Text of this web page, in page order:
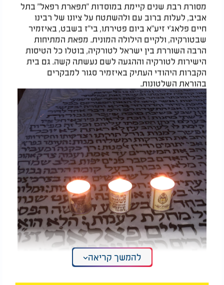
מסורת רבת שנים קיימת במוסדות "תפארת רפאל" בתל
אביב, לעלות ברוב עם ולהשתטח על ציונו של רבינו
חיים פלאג'י זיע"א ביום פטירתו, בי"ז בשבט, באיזמיר
שבטורקיה, ולקיים הילולה המונית. מפאת המתיחות
הרבה השוררת בין ישראל לטורקיה, בוטלו כל הטיסות
הישירות לטורקיה וההגעה לשם נעשתה קשה. גם בית
הקברות היהודי העתיק באיזמיר סגור למבקרים
בהוראת השלטונות.
להמשך קריאה